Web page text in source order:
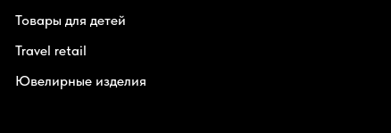
Товары для детей
Travel retail
Ювелирные изделия